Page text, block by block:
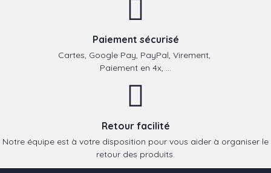
Paiement sécurisé
Cartes, Google Pay, PayPal, Virement,
Paiement en 4x, ...
Retour facilité
Notre équipe est à votre disposition pour vous aider à organiser le
retour des produits.